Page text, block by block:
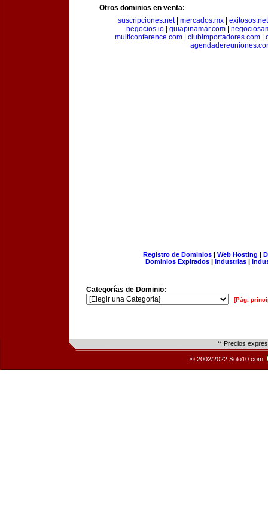
Otros dominios en venta:
suscripciones.net| mercados.mx
exitosos.net
negocios.io
guiapinamar.com
multiconference.com
clubimportadores.com
Registro de Dominios| Web Hosting |
Dominios Expirados | Industrias |
Categorías de Dominio:
[Pág.
** Precios
© 2002/2022 Solo10.com